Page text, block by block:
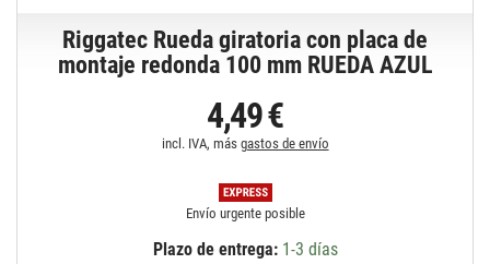
Riggatec Rueda giratoria con placa de
montaje redonda 100 mm RUEDA AZUL
4,49 €
incl. IVA, más gastos de envío
Envío urgente posible
Plazo de entrega:1-3 días